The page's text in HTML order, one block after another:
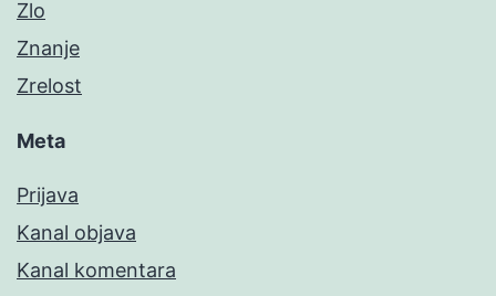
Zlo
Znanje
Zrelost
Meta
Prijava
Kanal objava
Kanal komentara